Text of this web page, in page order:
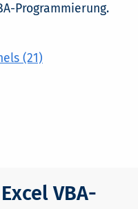
Programmierung.
(21)
VBA-